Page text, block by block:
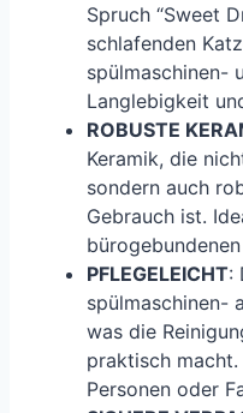
Spruch “Sweet
schlafenden
spülmaschinen-
Langlebigkeit
ROBUSTE
Keramik, die
sondern auch
Gebrauch ist.
PFLEGELEICHT:
spülmaschinen-
was die
praktisch
Personen oder